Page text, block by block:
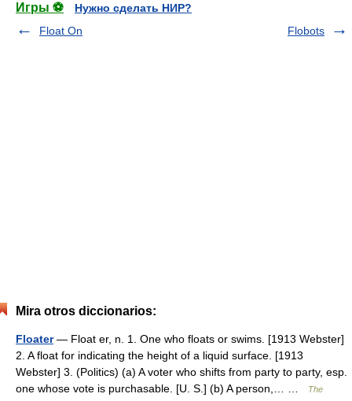
Игры ⚽
Нужно сделать НИР?
Float On
Flobots
Mira otros diccionarios:
Floater— Float er, n. 1. One who floats or swims. [1913 Webster]
2. A float for indicating the height of a liquid surface. [1913
Webster] 3. (Politics) (a) A voter who shifts from party to party, esp.
one whose vote is purchasable. [U. S.] (b) A person,… …
The